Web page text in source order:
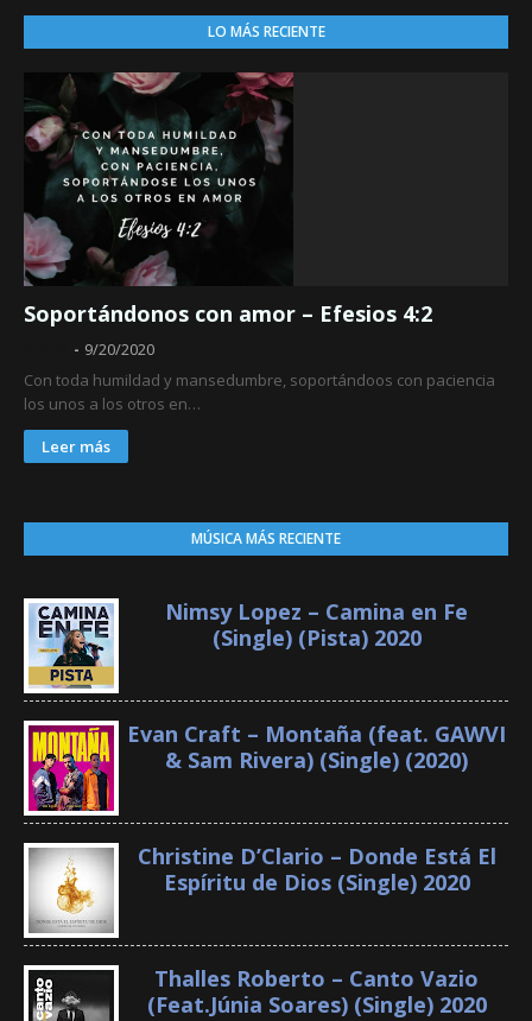
LO MÁS RECIENTE
Soportándonos con amor – Efesios 4:2
9/20/2020
Con toda humildad y mansedumbre, soportándoos con paciencia
los unos a los otros en…
Leer más
MÚSICA MÁS RECIENTE
Nimsy Lopez – Camina en Fe
(Single) (Pista) 2020
Evan Craft – Montaña (feat. GAWVI
& Sam Rivera) (Single) (2020)
Christine D’Clario – Donde Está El
Espíritu de Dios (Single) 2020
Thalles Roberto – Canto Vazio
(Feat.Júnia Soares) (Single) 2020